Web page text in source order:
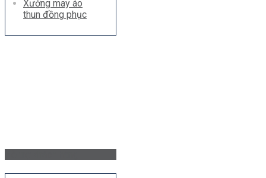
Xưởng may áo
thun đồng phục